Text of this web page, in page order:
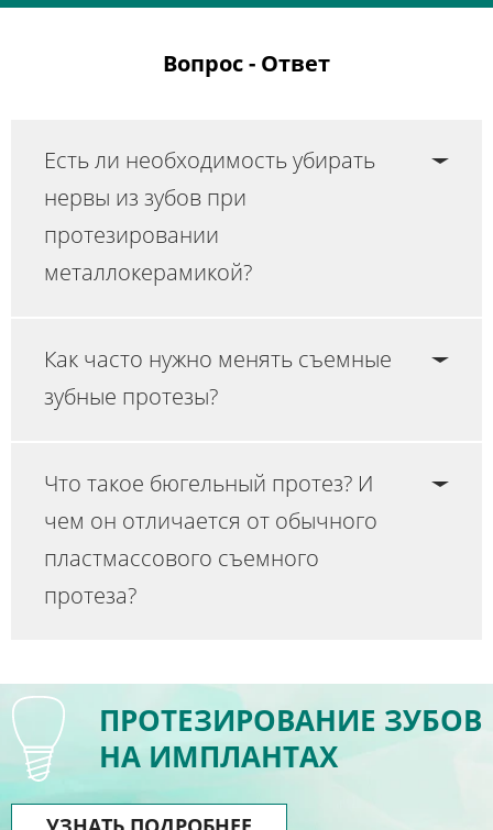
Вопрос - Ответ
Есть ли необходимость убирать
нервы из зубов при
протезировании
металлокерамикой?
Как часто нужно менять съемные
зубные протезы?
Что такое бюгельный протез? И
чем он отличается от обычного
пластмассового съемного
протеза?
ПРОТЕЗИРОВАНИЕ ЗУБОВ
НА ИМПЛАНТАХ